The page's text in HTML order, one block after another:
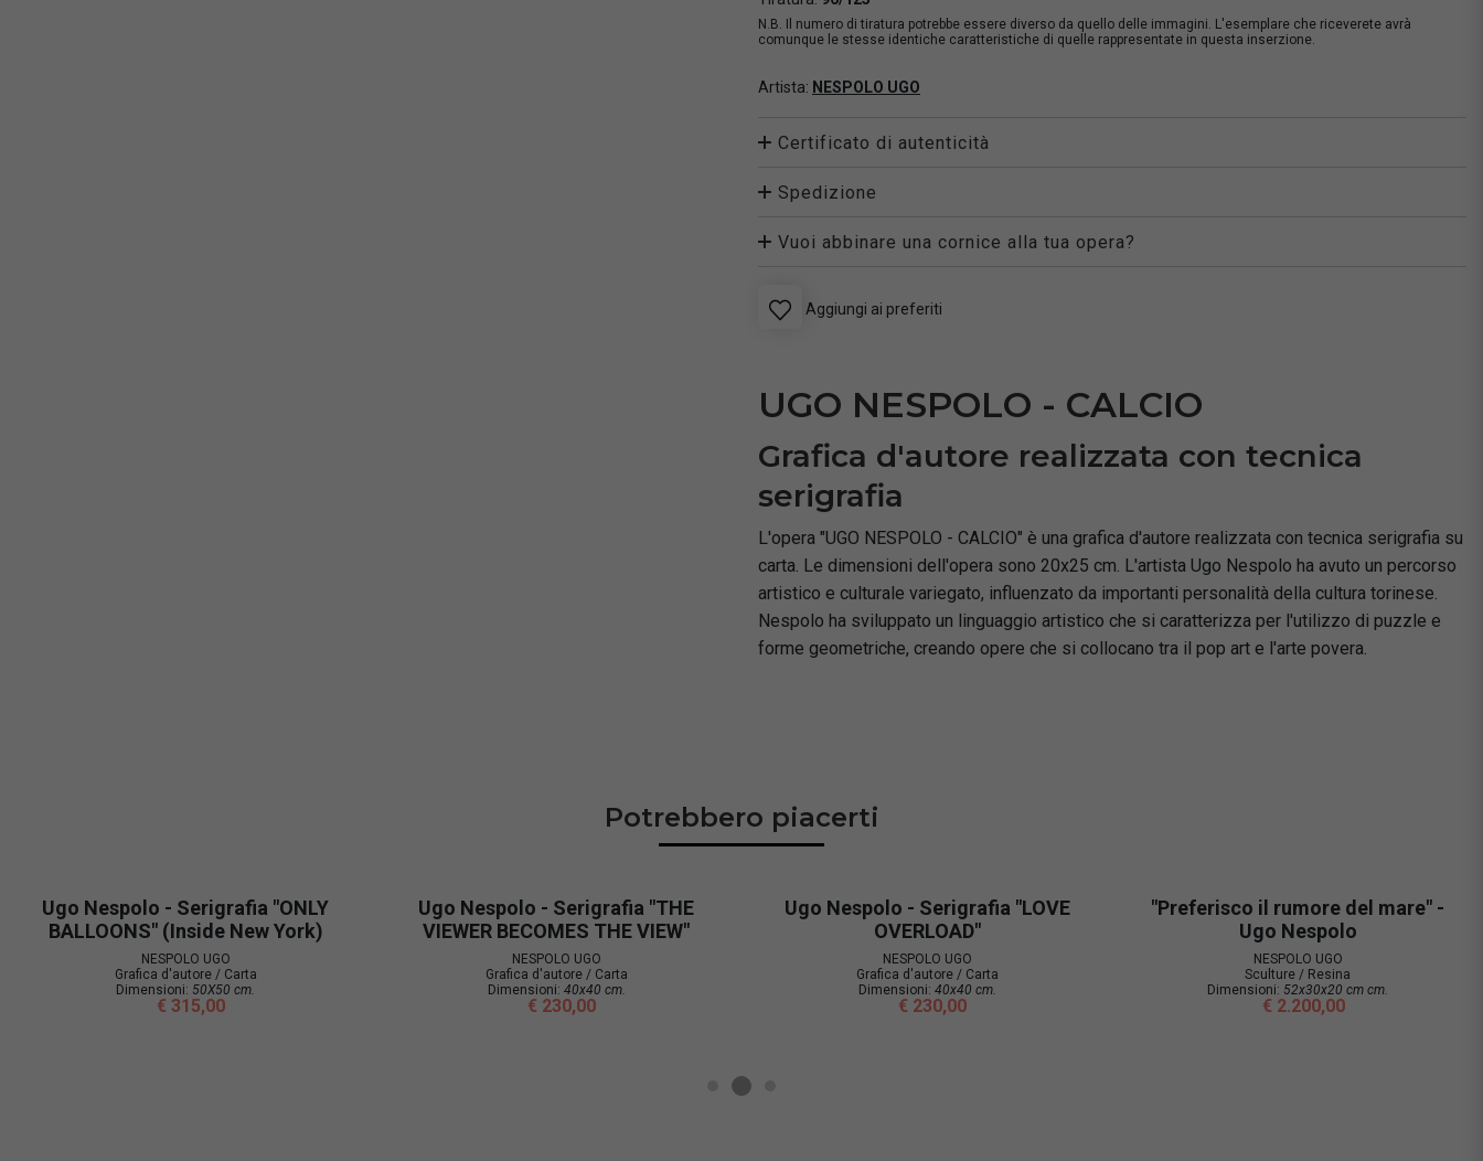
N.B. Il numero di tiratura potrebbe essere diverso da quello delle immagini. L'esemplare che riceverete avrà
comunque le stesse identiche caratteristiche di quelle rappresentate in questa inserzione.
Artista: NESPOLO UGO
Certificato di autenticità
Spedizione
Vuoi abbinare una cornice alla tua opera?
Aggiungi ai preferiti
UGO NESPOLO - CALCIO
Grafica d'autore realizzata con tecnica
serigrafia
L'opera "UGO NESPOLO - CALCIO" è una grafica d'autore realizzata con tecnica serigrafia su
carta. Le dimensioni dell'opera sono 20x25 cm. L'artista Ugo Nespolo ha avuto un percorso
artistico e culturale variegato, influenzato da importanti personalità della cultura torinese.
Nespolo ha sviluppato un linguaggio artistico che si caratterizza per l'utilizzo di puzzle e
forme geometriche, creando opere che si collocano tra il pop art e l'arte povera.
Potrebbero piacerti
Ugo Nespolo - Serigrafia "ONLY
BALLOONS" (Inside New York)
NESPOLO UGO
Grafica d'autore / Carta
Dimensioni: 50X50 cm.
€ 315,00
Ugo Nespolo - Serigrafia "THE
VIEWER BECOMES THE VIEW"
NESPOLO UGO
Grafica d'autore / Carta
Dimensioni: 40x40 cm.
€ 230,00
Ugo Nespolo - Serigrafia "LOVE
OVERLOAD"
NESPOLO UGO
Grafica d'autore / Carta
Dimensioni: 40x40 cm.
€ 230,00
"Preferisco il rumore del mare" -
Ugo Nespolo
NESPOLO UGO
Sculture / Resina
Dimensioni: 52x30x20 cm cm.
€ 2.200,00